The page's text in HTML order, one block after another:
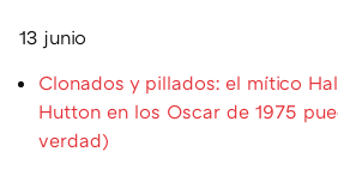
13 junio
Clonados y pillados: el mítico
Hutton en los Oscar de 1975
verdad)